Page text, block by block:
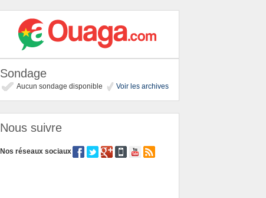
Sondage
Aucun sondage disponible Voir les archives
Nous suivre
Nos réseaux sociaux